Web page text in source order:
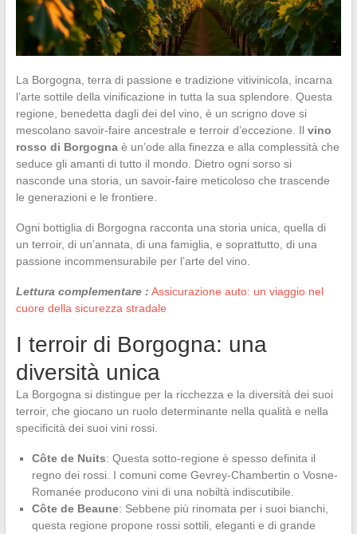
La Borgogna, terra di passione e tradizione vitivinicola, incarna
l’arte sottile della vinificazione in tutta la sua splendore. Questa
regione, benedetta dagli dei del vino, è un scrigno dove si
mescolano savoir-faire ancestrale e terroir d’eccezione. Il vino
rosso di Borgognaè un’ode alla finezza e alla complessità che
seduce gli amanti di tutto il mondo. Dietro ogni sorso si
nasconde una storia, un savoir-faire meticoloso che trascende
le generazioni e le frontiere.
Ogni bottiglia di Borgogna racconta una storia unica, quella di
un terroir, di un’annata, di una famiglia, e soprattutto, di una
passione incommensurabile per l’arte del vino.
Lettura complementare : Assicurazione auto: un viaggio nel
cuore della sicurezza stradale
I terroir di Borgogna: una
diversità unica
La Borgogna si distingue per la ricchezza e la diversità dei suoi
terroir, che giocano un ruolo determinante nella qualità e nella
specificità dei suoi vini rossi.
Côte de Nuits: Questa sotto-regione è spesso definita il
regno dei rossi. I comuni come Gevrey-Chambertin o Vosne-
Romanée producono vini di una nobiltà indiscutibile.
Côte de Beaune: Sebbene più rinomata per i suoi bianchi,
questa regione propone rossi sottili, eleganti e di grande